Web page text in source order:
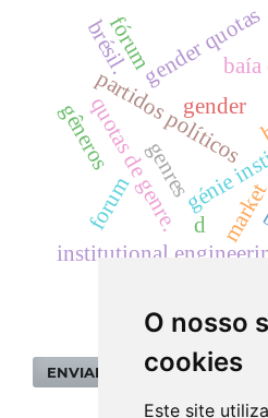
O nosso
cookies
Este site
partidos políticos
baía
quotas de genre.génie
genres
gender quotas
institutional
gender
gêneros
d
forum
fórum
brésil.
ENVIAR SUBMISSÃO